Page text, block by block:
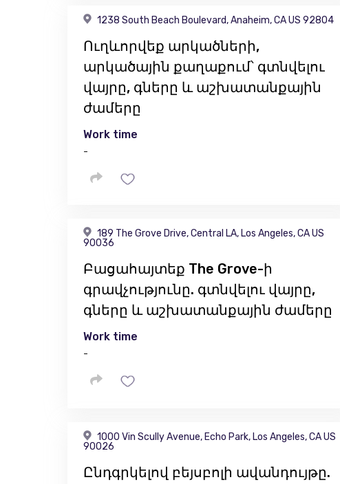
1238 South Beach Boulevard, Anaheim, CA US 92804
Ուղևորվեք արկածների,
արկածային քաղաքում՝ գտնվելու
վայրը, գները և աշխատանքային
ժամերը
Work time
-
189 The Grove Drive, Central LA, Los Angeles, CA US
90036
Բացահայտեք The Grove-ի
գրավչությունը. գտնվելու վայրը,
գները և աշխատանքային ժամերը
Work time
-
1000 Vin Scully Avenue, Echo Park, Los Angeles, CA US
90026
Ընդգրկելով բեյսբոլի ավանդույթը.